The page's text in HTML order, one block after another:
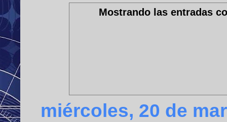
Mostrando las entradas
miércoles, 20 de